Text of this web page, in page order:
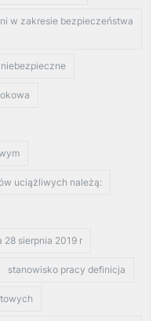
w zakresie bezpieczeństwa
uciążliwych należą:
28 sierpnia 2019 r
stanowisko pracy definicja